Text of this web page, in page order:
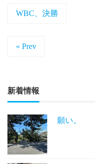
WBC、決勝
« Prev
新着情報
願い。